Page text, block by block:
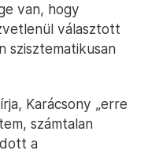
van, hogy
választott
szisztematikusan
Karácsony „erre
számtalan
a